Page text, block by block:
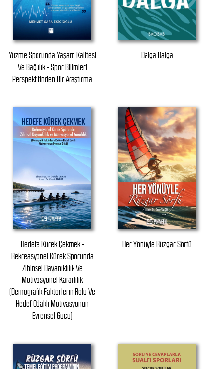
Yüzme Sporunda Yaşam Kalitesi
Ve Bağlılık - Spor Bilimleri
Perspektifinden Bir Araştırma
Dalga Dalga
Hedefe Kürek Çekmek -
Rekreasyonel Kürek Sporunda
Zihinsel Dayanıklılık Ve
Motivasyonel Kararlılık
(Demografik Faktörlerin Rolü Ve
Hedef Odaklı Motivasyonun
Evrensel Gücü)
Her Yönüyle Rüzgar Sörfü